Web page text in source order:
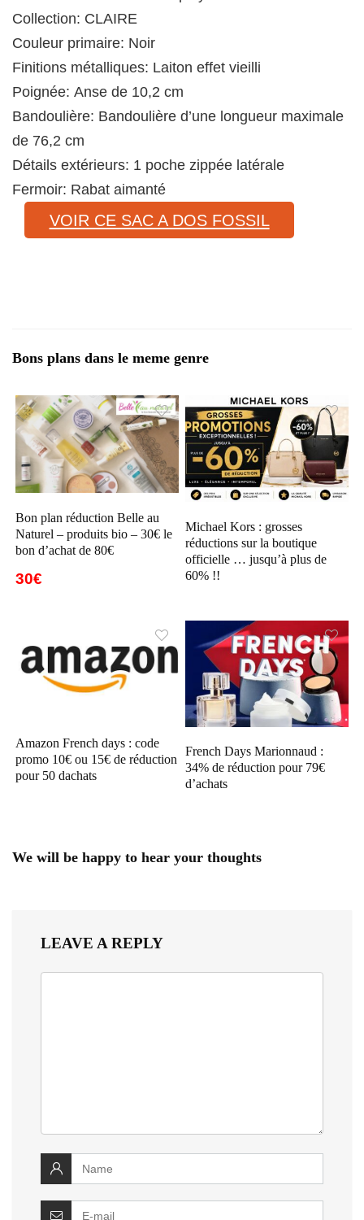
Collection: CLAIRE
Couleur primaire: Noir
Finitions métalliques: Laiton effet vieilli
Poignée: Anse de 10,2 cm
Bandoulière: Bandoulière d’une longueur maximale
de 76,2 cm
Détails extérieurs: 1 poche zippée latérale
Fermoir: Rabat aimanté
VOIR CE SAC A DOS FOSSIL
Bons plans dans le meme genre
Bon plan réduction Belle au
Naturel – produits bio – 30€ le
bon d’achat de 80€
30€
Michael Kors : grosses
réductions sur la boutique
officielle … jusqu’à plus de
60% !!
Amazon French days : code
promo 10€ ou 15€ de réduction
pour 50 dachats
French Days Marionnaud :
34% de réduction pour 79€
d’achats
We will be happy to hear your thoughts
LEAVE A REPLY